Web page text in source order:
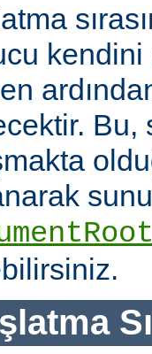
kendini
Bu,